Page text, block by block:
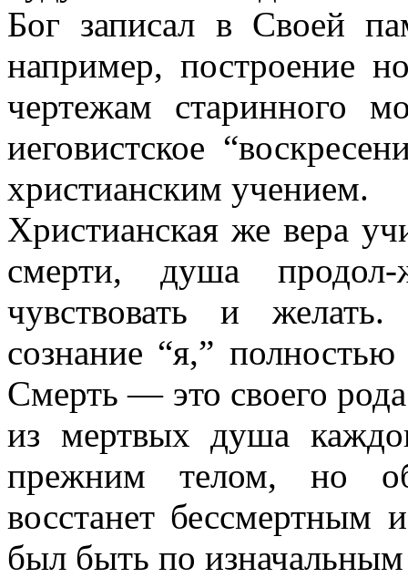
Бог записал в Своей
например, построение
чертежам старинного
иеговистское
христианским учением.
Христианская же вера
смерти, душа
чувствовать и
сознание “я,”
Смерть — это своего
из мертвых душа
прежним телом, но
восстанет
был быть по